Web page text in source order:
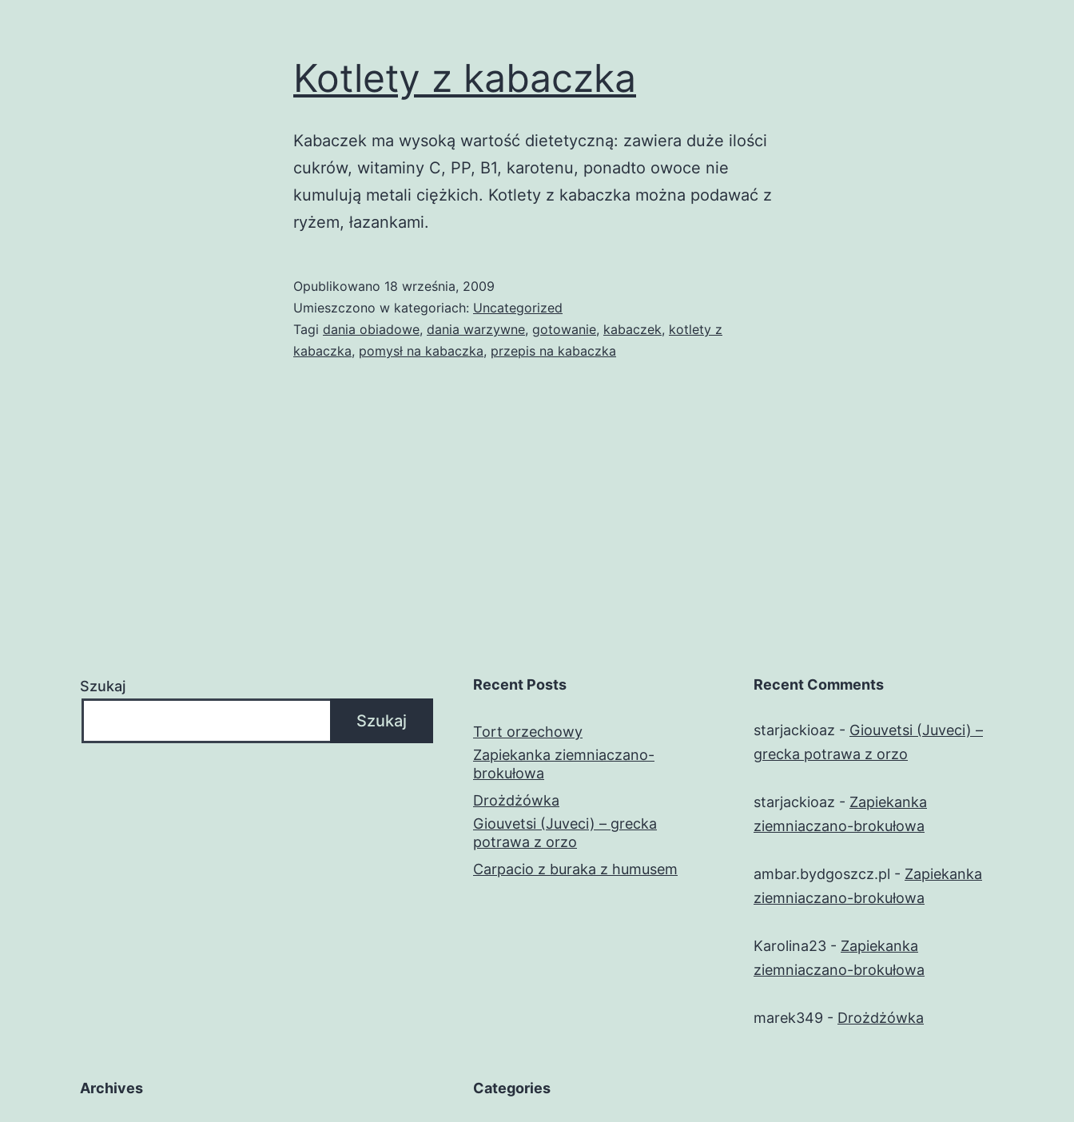
Kotlety z kabaczka
Kabaczek ma wysoką wartość dietetyczną: zawiera duże ilości
cukrów, witaminy C, PP, B1, karotenu, ponadto owoce nie
kumulują metali ciężkich. Kotlety z kabaczka można podawać z
ryżem, łazankami.
Opublikowano 18 września, 2009
Umieszczono w kategoriach: Uncategorized
Tagi dania obiadowe, dania warzywne, gotowanie, kabaczek, kotlety z
kabaczka, pomysł na kabaczka, przepis na kabaczka
Szukaj
Szukaj
Recent Posts
Tort orzechowy
Zapiekanka ziemniaczano-
brokułowa
Drożdżówka
Giouvetsi (Juveci) – grecka
potrawa z orzo
Carpacio z buraka z humusem
Recent Comments
starjackioaz - Giouvetsi (Juveci) –
grecka potrawa z orzo
starjackioaz - Zapiekanka
ziemniaczano-brokułowa
ambar.bydgoszcz.pl - Zapiekanka
ziemniaczano-brokułowa
Karolina23 - Zapiekanka
ziemniaczano-brokułowa
marek349 - Drożdżówka
Archives Categories